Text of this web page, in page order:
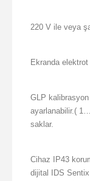
220 V ile veya
Ekranda
GLP kalibrasyon
ayarlanabilir.(
saklar.
Cihaz IP43
dijital IDS